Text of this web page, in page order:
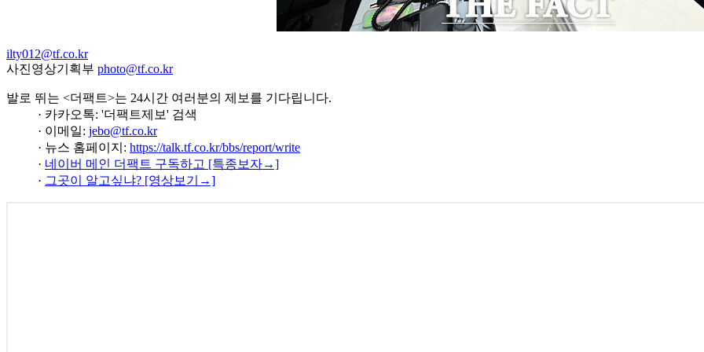
ilty012@tf.co.kr
사진영상기획부 photo@tf.co.kr
발로 뛰는 <더팩트>는 24시간 여러분의 제보를 기다립니다.
· 카카오톡: '더팩트제보' 검색
· 이메일: jebo@tf.co.kr
· 뉴스 홈페이지: https://talk.tf.co.kr/bbs/report/write
· 네이버 메인 더팩트 구독하고 [특종보자→]
· 그곳이 알고싶냐? [영상보기→]